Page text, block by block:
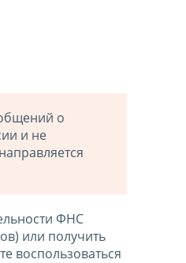
о
и не
ФНС
или получить
воспользоваться